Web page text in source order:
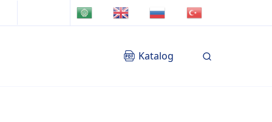
Katalog